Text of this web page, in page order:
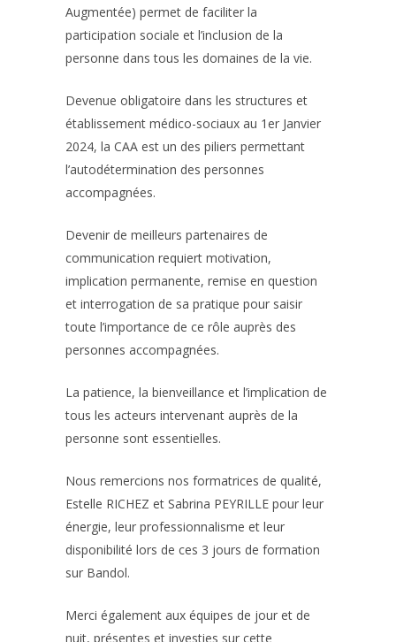
Augmentée) permet de faciliter la
participation sociale et l’inclusion de la
personne dans tous les domaines de la vie.
Devenue obligatoire dans les structures et
établissement médico-sociaux au 1er Janvier
2024, la CAA est un des piliers permettant
l’autodétermination des personnes
accompagnées.
Devenir de meilleurs partenaires de
communication requiert motivation,
implication permanente, remise en question
et interrogation de sa pratique pour saisir
toute l’importance de ce rôle auprès des
personnes accompagnées.
La patience, la bienveillance et l’implication de
tous les acteurs intervenant auprès de la
personne sont essentielles.
Nous remercions nos formatrices de qualité,
Estelle RICHEZ et Sabrina PEYRILLE pour leur
énergie, leur professionnalisme et leur
disponibilité lors de ces 3 jours de formation
sur Bandol.
Merci également aux équipes de jour et de
nuit, présentes et investies sur cette